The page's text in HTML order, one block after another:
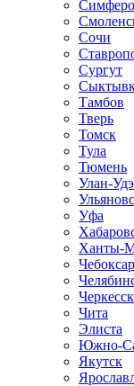
Сочи
Сургут
Тамбов
Тверь
Томск
Тула
Тюмень
Улан-Удэ
Уфа
Ханты-
Черкесск
Чита
Элиста
Южно-
Якутск